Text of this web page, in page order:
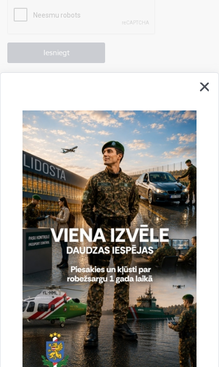
Vai šī informācija bija noderīga?
Sniegt atsauksmi
Esi pirmais, kas uzzina!